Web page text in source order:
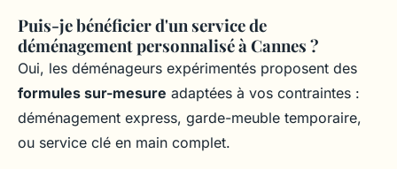
Puis-je bénéficier d'un service de
déménagement personnalisé à Cannes ?
Oui, les déménageurs expérimentés proposent des
formules sur-mesure adaptées à vos contraintes :
déménagement express, garde-meuble temporaire,
ou service clé en main complet.